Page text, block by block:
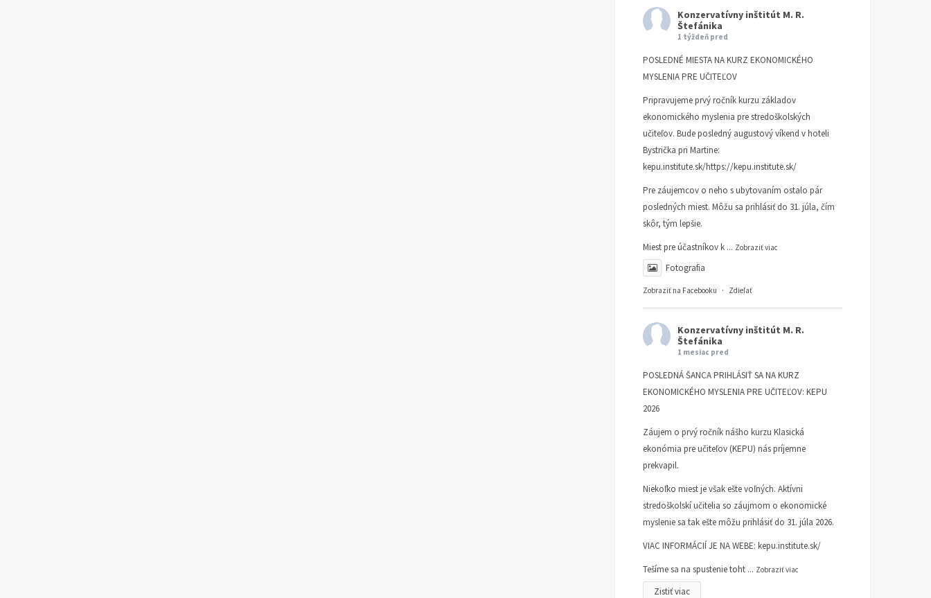
Konzervatívny inštitút M. R.
Štefánika
1 týždeň pred
POSLEDNÉ MIESTA NA KURZ EKONOMICKÉHO
MYSLENIA PRE UČITEĽOV
Pripravujeme prvý ročník kurzu základov
ekonomického myslenia pre stredoškolských
učiteľov. Bude posledný augustový víkend v hoteli
Bystrička pri Martine:
kepu.institute.sk/https://kepu.institute.sk/
Pre záujemcov o neho s ubytovaním ostalo pár
posledných miest. Môžu sa prihlásiť do 31. júla, čím
skôr, tým lepšie.
Miest pre účastníkov k ... Zobraziť viac
Fotografia
Zobraziť na Facebooku · Zdieľať
Konzervatívny inštitút M. R.
Štefánika
1 mesiac pred
POSLEDNÁ ŠANCA PRIHLÁSIŤ SA NA KURZ
EKONOMICKÉHO MYSLENIA PRE UČITEĽOV: KEPU
2026
Záujem o prvý ročník nášho kurzu Klasická
ekonómia pre učiteľov (KEPU) nás príjemne
prekvapil.
Niekoľko miest je však ešte voľných. Aktívni
stredoškolskí učitelia so záujmom o ekonomické
myslenie sa tak ešte môžu prihlásiť do 31. júla 2026.
VIAC INFORMÁCIÍ JE NA WEBE: kepu.institute.sk/
Tešíme sa na spustenie toht ... Zobraziť viac
Zistiť viac